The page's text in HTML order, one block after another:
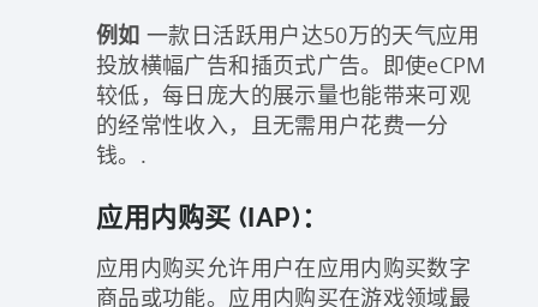
例如 一款日活跃用户达50万的天气应用
投放横幅广告和插页式广告。即使eCPM
较低，每日庞大的展示量也能带来可观
的经常性收入，且无需用户花费一分
钱。.
应用内购买 (IAP)：
应用内购买允许用户在应用内购买数字
商品或功能。应用内购买在游戏领域最